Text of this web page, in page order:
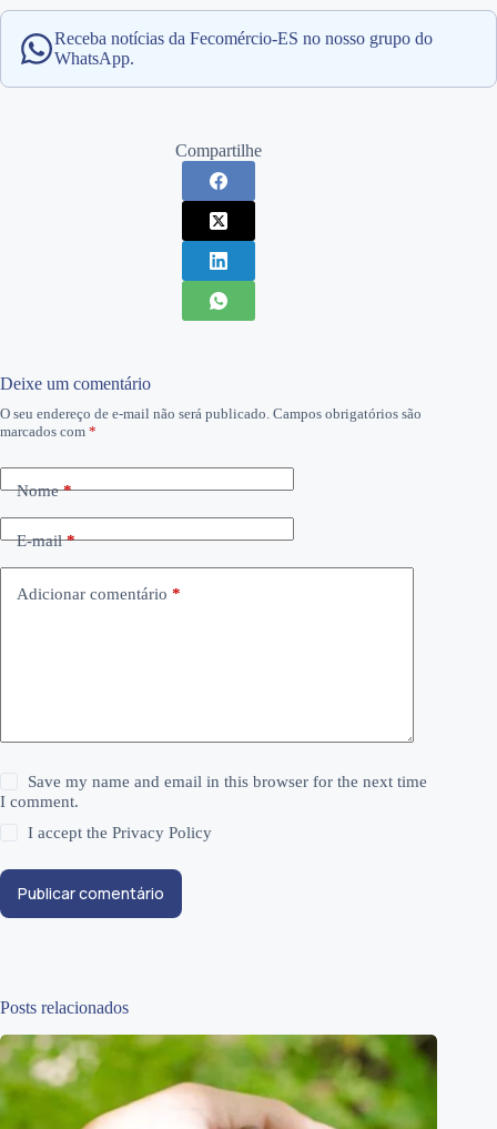
Receba notícias da Fecomércio-ES no nosso grupo do
WhatsApp.
Compartilhe
Deixe um comentário
O seu endereço de e-mail não será publicado. Campos obrigatórios são
marcados com *
Nome*
E-mail*
Adicionar comentário *
Save my name and email in this browser for the next time
I comment.
I accept thePrivacy Policy
Publicar comentário
Posts relacionados